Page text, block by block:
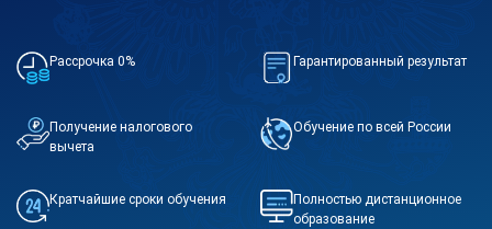
Рассрочка 0% Гарантированный результат
Получение налогового
вычета
Обучение по всей России
Кратчайшие сроки обучения
Полностью дистанционное
образование